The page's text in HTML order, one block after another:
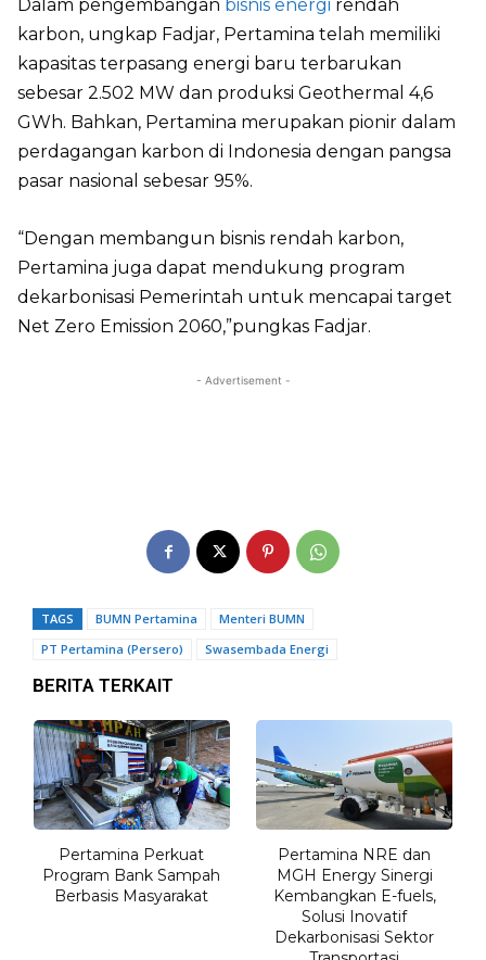
Dalam pengembangan bisnis energi rendah
karbon, ungkap Fadjar, Pertamina telah memiliki
kapasitas terpasang energi baru terbarukan
sebesar 2.502 MW dan produksi Geothermal 4,6
GWh. Bahkan, Pertamina merupakan pionir dalam
perdagangan karbon di Indonesia dengan pangsa
pasar nasional sebesar 95%.
“Dengan membangun bisnis rendah karbon,
Pertamina juga dapat mendukung program
dekarbonisasi Pemerintah untuk mencapai target
Net Zero Emission 2060,”pungkas Fadjar.
- Advertisement -
TAGS BUMN Pertamina
Menteri BUMN
PT Pertamina (Persero)
Swasembada Energi
BERITA TERKAIT
Pertamina Perkuat
Program Bank Sampah
Berbasis Masyarakat
Pertamina NRE dan
MGH Energy Sinergi
Kembangkan E-fuels,
Solusi Inovatif
Dekarbonisasi Sektor